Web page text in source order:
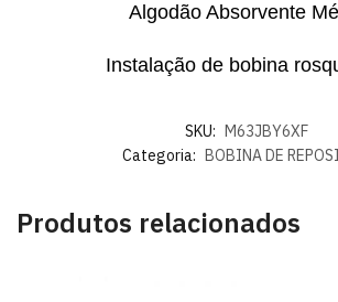
Algodão Absorvente
Instalação de bobina
SKU: M63JBY6XF
Categoria: BOBINA DE
Produtos relacionados